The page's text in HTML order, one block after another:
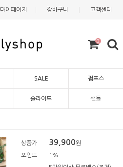
마이페이지 장바구니 고객센터
0
SALE 펌프스
슬라이드 샌들
상품가 39,900원
포인트 1%